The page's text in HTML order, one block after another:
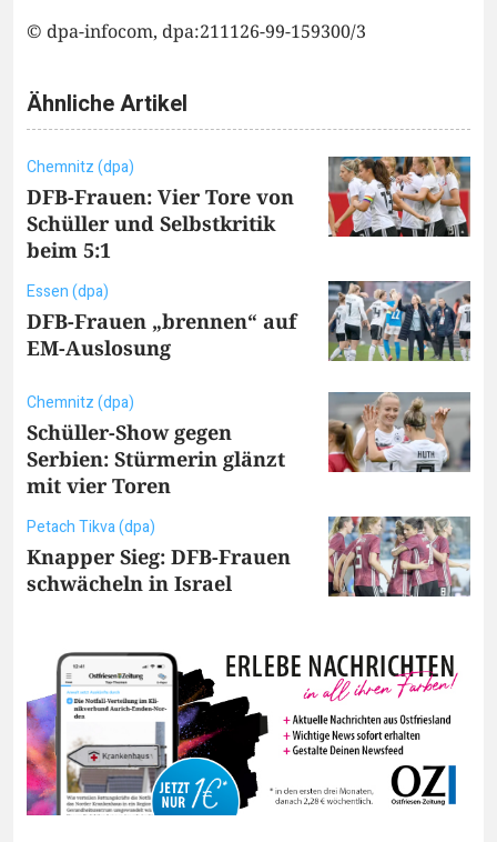
© dpa-infocom, dpa:211126-99-159300/3
Ähnliche Artikel
Chemnitz (dpa)
DFB-Frauen: Vier Tore von
Schüller und Selbstkritik
beim 5:1
Essen (dpa)
DFB-Frauen „brennen“ auf
EM-Auslosung
Chemnitz (dpa)
Schüller-Show gegen
Serbien: Stürmerin glänzt
mit vier Toren
Petach Tikva (dpa)
Knapper Sieg: DFB-Frauen
schwächeln in Israel